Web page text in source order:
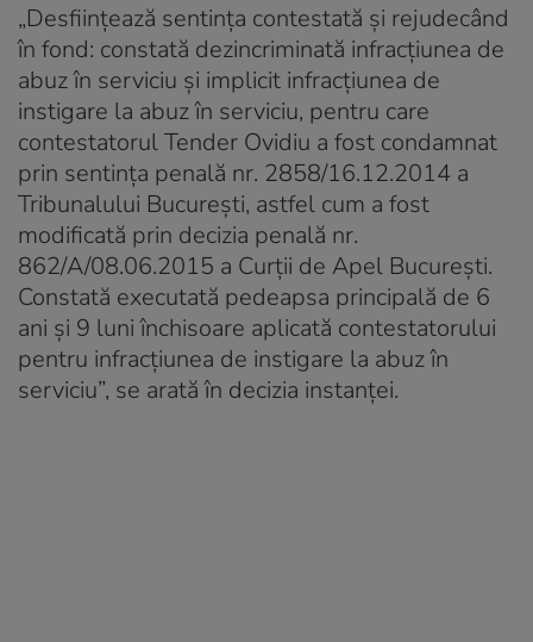
„Desfiinţează sentinţa contestată şi rejudecând
în fond: constată dezincriminată infracţiunea de
abuz în serviciu şi implicit infracţiunea de
instigare la abuz în serviciu, pentru care
contestatorul Tender Ovidiu a fost condamnat
prin sentinţa penală nr. 2858/16.12.2014 a
Tribunalului Bucureşti, astfel cum a fost
modificată prin decizia penală nr.
862/A/08.06.2015 a Curţii de Apel Bucureşti.
Constată executată pedeapsa principală de 6
ani şi 9 luni închisoare aplicată contestatorului
pentru infracţiunea de instigare la abuz în
serviciu”, se arată în decizia instanţei.